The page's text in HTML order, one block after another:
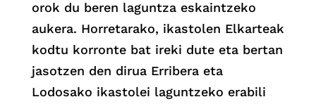
orok du beren laguntza eskaintzeko
aukera. Horretarako, ikastolen Elkarteak
kodtu korronte bat ireki dute eta bertan
jasotzen den dirua Erribera eta
Lodosako ikastolei laguntzeko erabili